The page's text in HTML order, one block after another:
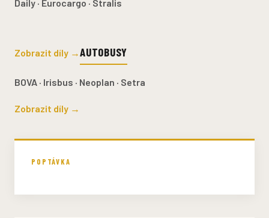
Daily · Eurocargo · Stralis
Zobrazit díly →AUTOBUSY
BOVA · Irisbus · Neoplan · Setra
Zobrazit díly →
POPTÁVKA